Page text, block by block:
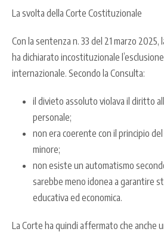
La svolta della Corte Costituzionale
Con la sentenza n. 33 del 21 marzo
ha dichiarato incostituzionale
internazionale. Secondo la Consulta:
il divieto assoluto violava il diritto
personale;
non era coerente con il principio
minore;
non esiste un automatismo
sarebbe meno idonea a garantire
educativa ed economica.
La Corte ha quindi affermato che anche